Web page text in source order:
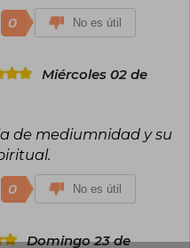
0 No es útil
Miércoles 02 de
de mediumnidad y su
0 No es útil
Domingo 23 de